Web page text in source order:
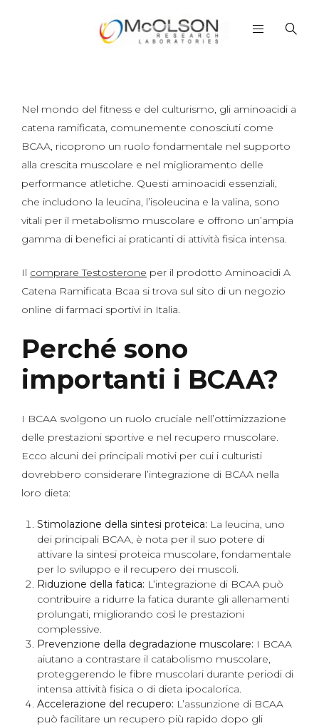
Nel mondo del fitness e del culturismo, gli aminoacidi a
catena ramificata, comunemente conosciuti come
BCAA, ricoprono un ruolo fondamentale nel supporto
alla crescita muscolare e nel miglioramento delle
performance atletiche. Questi aminoacidi essenziali,
che includono la leucina, l’isoleucina e la valina, sono
vitali per il metabolismo muscolare e offrono un’ampia
gamma di benefici ai praticanti di attività fisica intensa.
Il comprare Testosterone per il prodotto Aminoacidi A
Catena Ramificata Bcaa si trova sul sito di un negozio
online di farmaci sportivi in Italia.
Perché sono
importanti i BCAA?
I BCAA svolgono un ruolo cruciale nell’ottimizzazione
delle prestazioni sportive e nel recupero muscolare.
Ecco alcuni dei principali motivi per cui i culturisti
dovrebbero considerare l’integrazione di BCAA nella
loro dieta:
Stimolazione della sintesi proteica: La leucina, uno
dei principali BCAA, è nota per il suo potere di
attivare la sintesi proteica muscolare, fondamentale
per lo sviluppo e il recupero dei muscoli.
Riduzione della fatica: L’integrazione di BCAA può
contribuire a ridurre la fatica durante gli allenamenti
prolungati, migliorando così le prestazioni
complessive.
Prevenzione della degradazione muscolare: I BCAA
aiutano a contrastare il catabolismo muscolare,
proteggerendo le fibre muscolari durante periodi di
intensa attività fisica o di dieta ipocalorica.
Accelerazione del recupero: L’assunzione di BCAA
può facilitare un recupero più rapido dopo gli